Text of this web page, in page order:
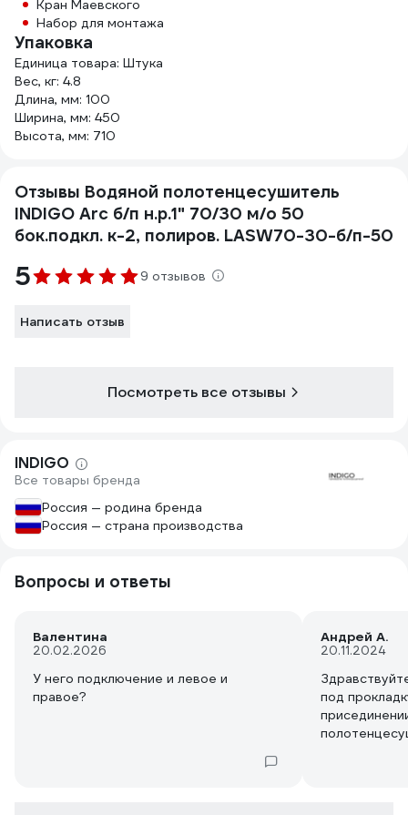
Кран Маевского
Набор для монтажа
Упаковка
Единица товара: Штука
Вес, кг: 4.8
Длина, мм: 100
Ширина, мм: 450
Высота, мм: 710
Отзывы Водяной полотенцесушитель
INDIGO Arc б/п н.р.1" 70/30 м/о 50
бок.подкл. к-2, полиров. LASW70-30-б/п-50
5 9 отзывов
Написать отзыв
Посмотреть все отзывы
INDIGO
Все товары бренда
Россия — родина бренда
Россия — страна производства
Вопросы и ответы
Валентина
20.02.2026
У него подключение и левое и
правое?
Андрей А.
20.11.2024
под